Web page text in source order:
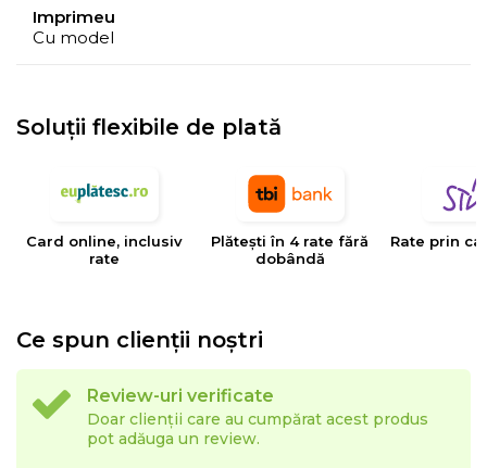
Set
Imprimeu
Cu model
Soluții flexibile de plată
Card online, inclusiv
rate
Plătești în 4 rate fără
dobândă
Rate prin
Ce spun clienții noștri
Review-uri verificate
Doar clienții care au cumpărat acest produs
pot adăuga un review.